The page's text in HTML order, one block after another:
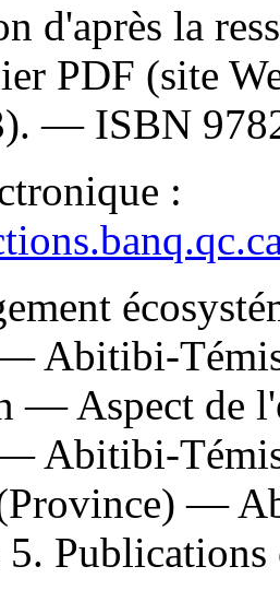
d'après la
PDF (site
— ISBN
:
Abitibi-
— Aspect de
Abitibi-
—
5.